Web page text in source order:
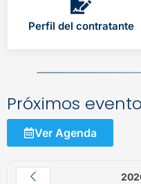
Perfil del contratante
Próximos
Ver Agenda